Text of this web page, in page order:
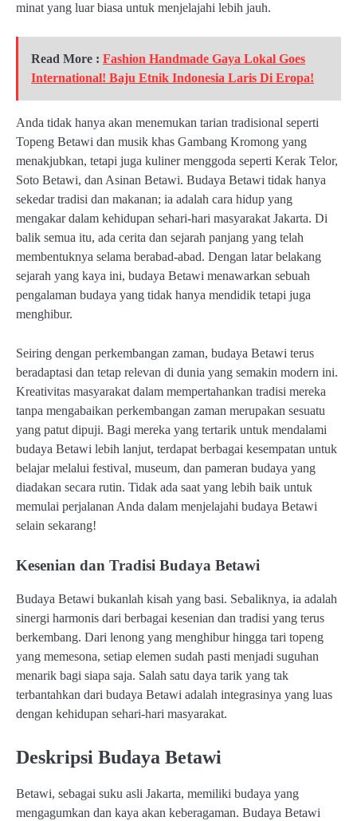
minat yang luar biasa untuk menjelajahi lebih jauh.
Read More :Fashion Handmade Gaya Lokal Goes
International! Baju Etnik Indonesia Laris Di Eropa!
Anda tidak hanya akan menemukan tarian tradisional seperti
Topeng Betawi dan musik khas Gambang Kromong yang
menakjubkan, tetapi juga kuliner menggoda seperti Kerak Telor,
Soto Betawi, dan Asinan Betawi. Budaya Betawi tidak hanya
sekedar tradisi dan makanan; ia adalah cara hidup yang
mengakar dalam kehidupan sehari-hari masyarakat Jakarta. Di
balik semua itu, ada cerita dan sejarah panjang yang telah
membentuknya selama berabad-abad. Dengan latar belakang
sejarah yang kaya ini, budaya Betawi menawarkan sebuah
pengalaman budaya yang tidak hanya mendidik tetapi juga
menghibur.
Seiring dengan perkembangan zaman, budaya Betawi terus
beradaptasi dan tetap relevan di dunia yang semakin modern ini.
Kreativitas masyarakat dalam mempertahankan tradisi mereka
tanpa mengabaikan perkembangan zaman merupakan sesuatu
yang patut dipuji. Bagi mereka yang tertarik untuk mendalami
budaya Betawi lebih lanjut, terdapat berbagai kesempatan untuk
belajar melalui festival, museum, dan pameran budaya yang
diadakan secara rutin. Tidak ada saat yang lebih baik untuk
memulai perjalanan Anda dalam menjelajahi budaya Betawi
selain sekarang!
Kesenian dan Tradisi Budaya Betawi
Budaya Betawi bukanlah kisah yang basi. Sebaliknya, ia adalah
sinergi harmonis dari berbagai kesenian dan tradisi yang terus
berkembang. Dari lenong yang menghibur hingga tari topeng
yang memesona, setiap elemen sudah pasti menjadi suguhan
menarik bagi siapa saja. Salah satu daya tarik yang tak
terbantahkan dari budaya Betawi adalah integrasinya yang luas
dengan kehidupan sehari-hari masyarakat.
Deskripsi Budaya Betawi
Betawi, sebagai suku asli Jakarta, memiliki budaya yang
mengagumkan dan kaya akan keberagaman. Budaya Betawi